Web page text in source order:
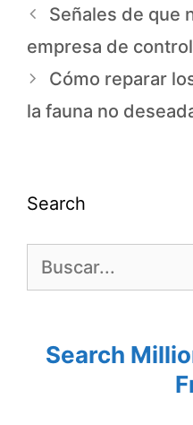
Señales de que
empresa de
Cómo reparar
la fauna no
Search
Search